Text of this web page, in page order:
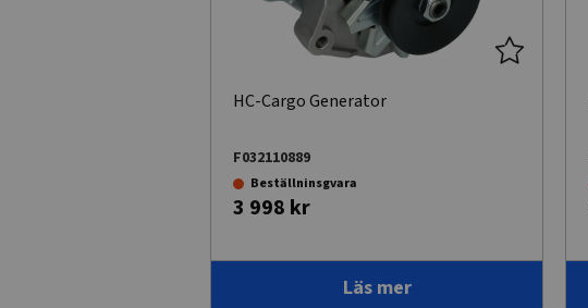
HC-Cargo Generator
F032110889
Beställninsgvara
3 998 kr
Läs mer